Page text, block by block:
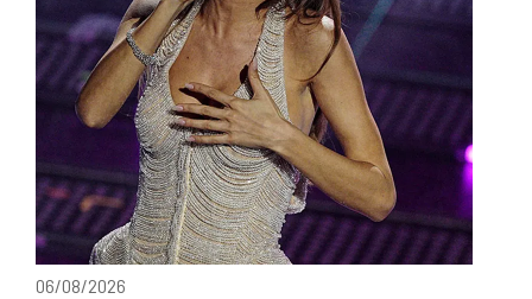
06/08/2026